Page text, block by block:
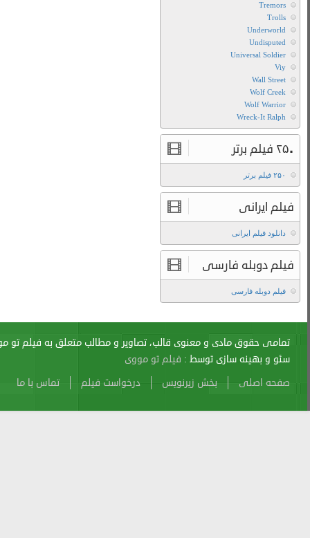
از آن پیگرد قانونی دارد.
sitemap Atom Cache Search Alexa